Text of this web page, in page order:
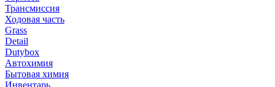
Трансмиссия
Ходовая часть
Grass
Detail
Dutybox
Автохимия
Бытовая химия
Инвентарь